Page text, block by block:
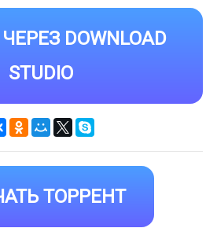
DOWNLOAD
STUDIO
ТОРРЕНТ